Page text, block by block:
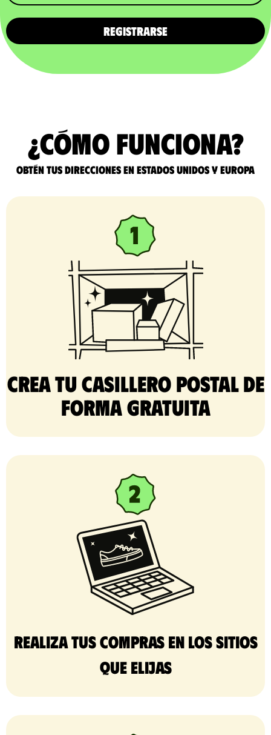
REGISTRARSE
¿Cómo funciona?
Obtén tus direcciones en Estados Unidos y Europa
Crea tu casillero postal de
forma gratuita​
Realiza tus compras en los sitios
que elijas